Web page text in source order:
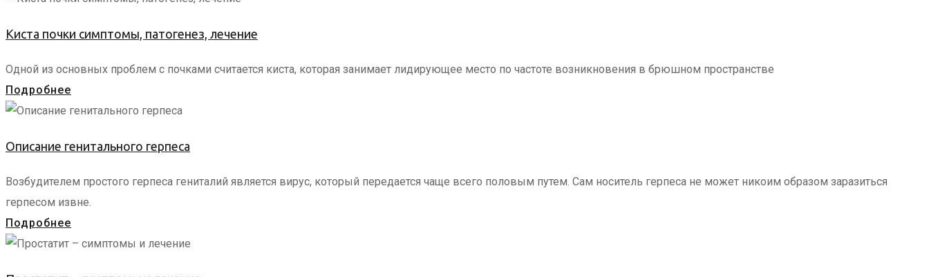
Киста почки симптомы, патогенез, лечение
Одной из основных проблем с почками считается киста, которая занимает лидирующее место по частоте возникновения в брюшном пространстве
Подробнее
Описание генитального герпеса
Возбудителем простого герпеса гениталий является вирус, который передается чаще всего половым путем. Сам носитель герпеса не может никоим образом заразиться
герпесом извне.
Подробнее